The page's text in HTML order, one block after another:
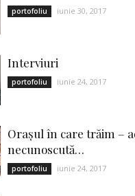
portofoliu iunie 30, 2017
Interviuri
portofoliu iunie 24, 2017
Oraşul în care trăim –
necunoscută…
portofoliu iunie 24, 2017